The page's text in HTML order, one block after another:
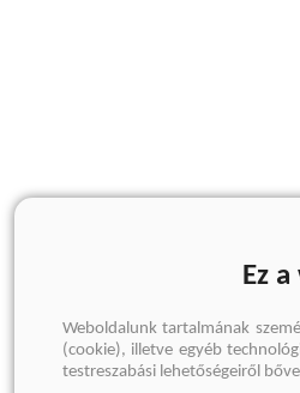
Ez
Weboldalunk tartalmának
(cookie), illetve egyéb
testreszabási lehetőségeiről